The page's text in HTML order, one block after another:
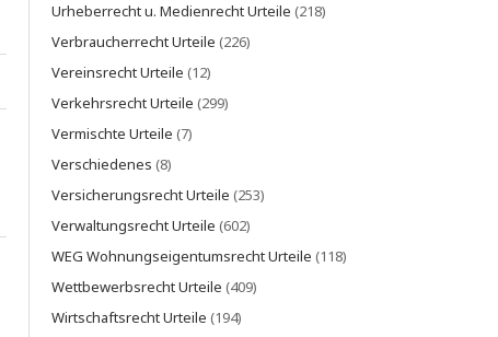
Urheberrecht u. Medienrecht Urteile (218)
Verbraucherrecht Urteile (226)
Vereinsrecht Urteile (12)
Verkehrsrecht Urteile (299)
Vermischte Urteile (7)
Verschiedenes (8)
Versicherungsrecht Urteile (253)
Verwaltungsrecht Urteile (602)
WEG Wohnungseigentumsrecht Urteile (118)
Wettbewerbsrecht Urteile (409)
Wirtschaftsrecht Urteile (194)